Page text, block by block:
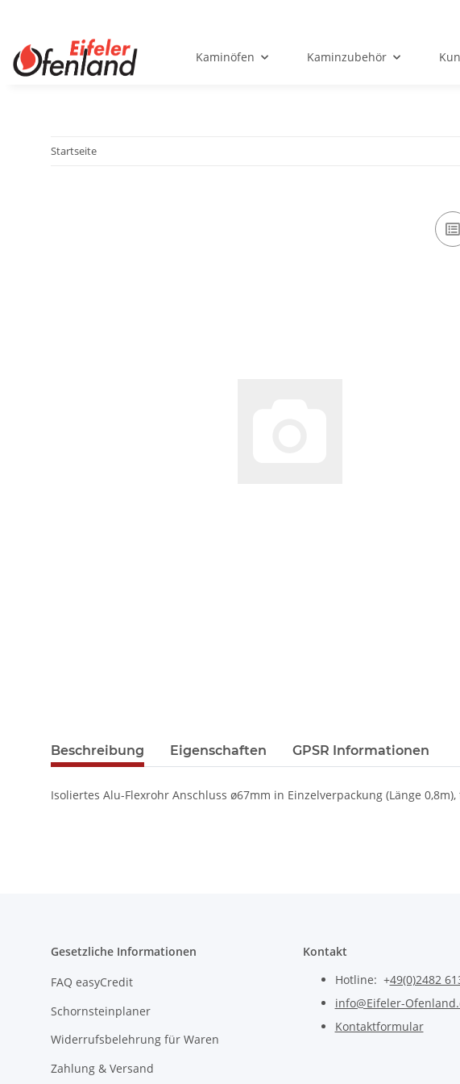
Kaminöfen Kaminzubehör
Startseite
Beschreibung Eigenschaften GPSR Informationen
Isoliertes Alu-Flexrohr Anschluss ø67mm in Einzelverpackung (Länge
Gesetzliche Informationen
FAQ easyCredit
Schornsteinplaner
Widerrufsbelehrung für Waren
Zahlung & Versand
Kontakt
Hotline: +49(0)2482
info@Eifeler-
Kontaktformular